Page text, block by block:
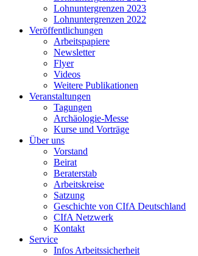
Lohnuntergrenzen 2023
Lohnuntergrenzen 2022
Veröffentlichungen
Arbeitspapiere
Newsletter
Flyer
Videos
Weitere Publikationen
Veranstaltungen
Tagungen
Archäologie-Messe
Kurse und Vorträge
Über uns
Vorstand
Beirat
Beraterstab
Arbeitskreise
Satzung
Geschichte von CIfA Deutschland
CIfA Netzwerk
Kontakt
Service
Infos Arbeitssicherheit